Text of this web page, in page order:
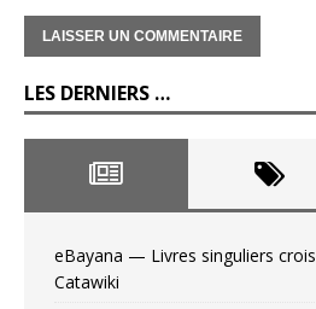
LES DERNIERS …
eBayana — Livres singuliers
Catawiki